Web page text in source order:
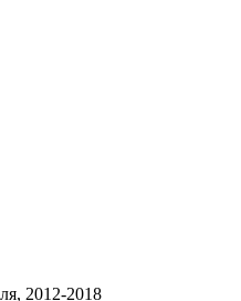
2012-2018